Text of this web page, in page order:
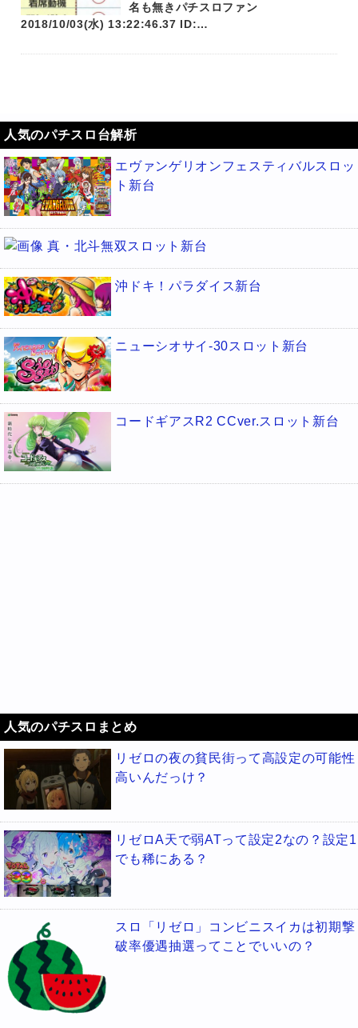
名も無きパチスロファン
2018/10/03(水) 13:22:46.37 ID:…
人気のパチスロ台解析
エヴァンゲリオンフェスティバルスロッ
ト新台
真・北斗無双スロット新台
沖ドキ！パラダイス新台
ニューシオサイ-30スロット新台
コードギアスR2 CCver.スロット新台
人気のパチスロまとめ
リゼロの夜の貧民街って高設定の可能性
高いんだっけ？
リゼロA天で弱ATって設定2なの？設定1
でも稀にある？
スロ「リゼロ」コンビニスイカは初期撃
破率優遇抽選ってことでいいの？